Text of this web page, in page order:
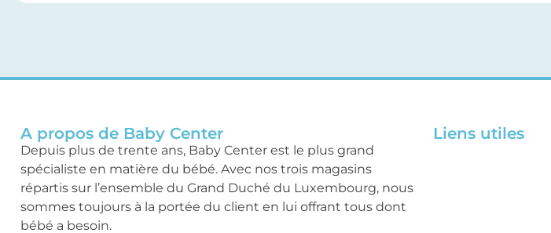
A propos de Baby Center
Depuis plus de trente ans, Baby Center est le plus grand
spécialiste en matière du bébé. Avec nos trois magasins
répartis sur l’ensemble du Grand Duché du Luxembourg, nous
sommes toujours à la portée du client en lui offrant tous dont
bébé a besoin.
Liens utiles